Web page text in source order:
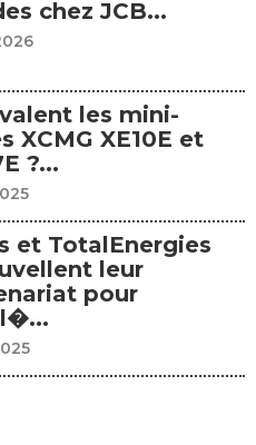
chez JCB...
les mini-
XCMG XE10E et
?...
et TotalEnergies
leur
pour